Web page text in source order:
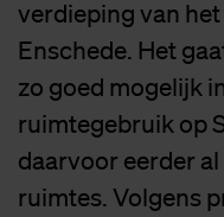
verdieping van
Enschede. Het
zo goed mogelijk
ruimtegebruik op
daarvoor eerder
ruimtes. Volgens